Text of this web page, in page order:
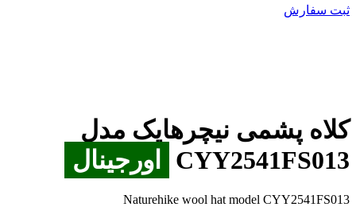
ثبت سفارش
کلاه پشمی نیچرهایک مدل
CYY2541FS013
اورجینال
Naturehike wool hat model CYY2541FS013